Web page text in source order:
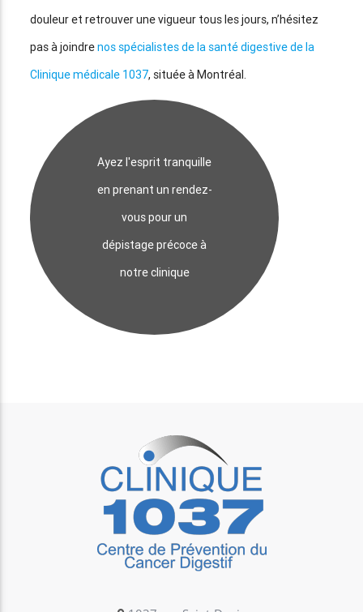
douleur et retrouver une vigueur tous les jours, n’hésitez
pas à joindrenos spécialistes de la santé digestive de la
Clinique médicale 1037, située à Montréal.
Ayez l'esprit tranquille
en prenant un rendez-
vous pour un
dépistage précoce à
notre clinique